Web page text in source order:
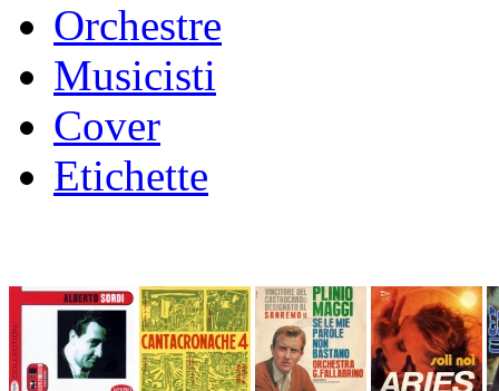
Orchestre
Musicisti
Cover
Etichette